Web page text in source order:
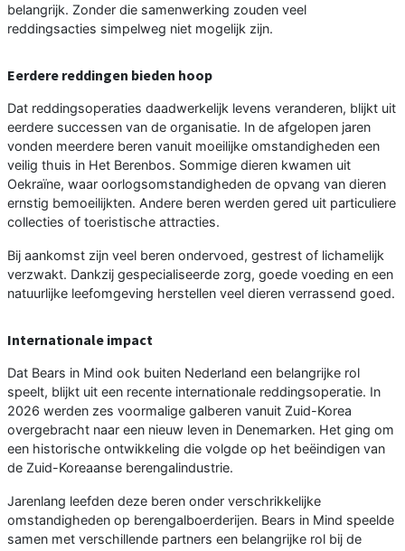
belangrijk. Zonder die samenwerking zouden veel
reddingsacties simpelweg niet mogelijk zijn.
Eerdere reddingen bieden hoop
Dat reddingsoperaties daadwerkelijk levens veranderen, blijkt uit
eerdere successen van de organisatie. In de afgelopen jaren
vonden meerdere beren vanuit moeilijke omstandigheden een
veilig thuis in Het Berenbos. Sommige dieren kwamen uit
Oekraïne, waar oorlogsomstandigheden de opvang van dieren
ernstig bemoeilijkten. Andere beren werden gered uit particuliere
collecties of toeristische attracties.
Bij aankomst zijn veel beren ondervoed, gestrest of lichamelijk
verzwakt. Dankzij gespecialiseerde zorg, goede voeding en een
natuurlijke leefomgeving herstellen veel dieren verrassend goed.
Internationale impact
Dat Bears in Mind ook buiten Nederland een belangrijke rol
speelt, blijkt uit een recente internationale reddingsoperatie. In
2026 werden zes voormalige galberen vanuit Zuid-Korea
overgebracht naar een nieuw leven in Denemarken. Het ging om
een historische ontwikkeling die volgde op het beëindigen van
de Zuid-Koreaanse berengalindustrie.
Jarenlang leefden deze beren onder verschrikkelijke
omstandigheden op berengalboerderijen. Bears in Mind speelde
samen met verschillende partners een belangrijke rol bij de